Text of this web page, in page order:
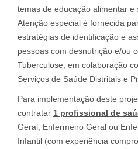
temas de educação alimentar e
Atenção especial é fornecida
estratégias de identificação e
pessoas com desnutrição e/ou
Tuberculose, em colaboração
Serviços de Saúde Distritais e
Para implementação deste
contratar 1 profissional de
Geral, Enfermeiro Geral ou
Infantil (com experiência